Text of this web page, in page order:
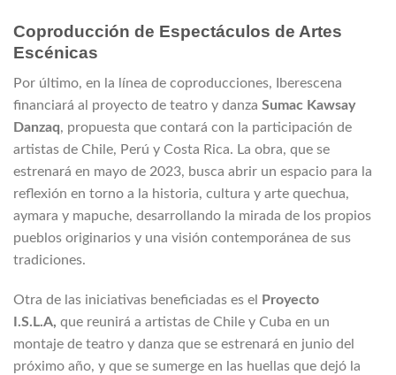
Coproducción de Espectáculos de Artes
Escénicas
Por último, en la línea de coproducciones, Iberescena
financiará al proyecto de teatro y danza Sumac Kawsay
Danzaq, propuesta que contará con la participación de
artistas de Chile, Perú y Costa Rica. La obra, que se
estrenará en mayo de 2023, busca abrir un espacio para la
reflexión en torno a la historia, cultura y arte quechua,
aymara y mapuche, desarrollando la mirada de los propios
pueblos originarios y una visión contemporánea de sus
tradiciones.
Otra de las iniciativas beneficiadas es el
Proyecto
I.S.L.A, que reunirá a artistas de Chile y Cuba en un
montaje de teatro y danza que se estrenará en junio del
próximo año, y que se sumerge en las huellas que dejó la